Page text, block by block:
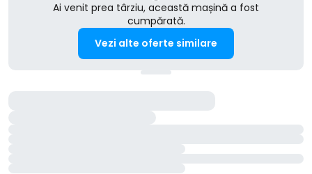
Ai venit prea târziu, această mașină a fost
cumpărată.
Vezi alte oferte similare